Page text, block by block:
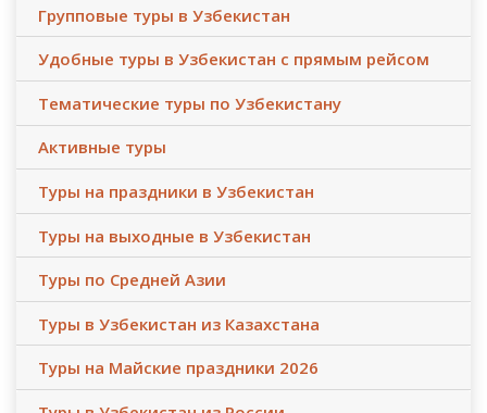
Групповые туры в Узбекистан
Удобные туры в Узбекистан с прямым рейсом
Тематические туры по Узбекистану
Активные туры
Туры на праздники в Узбекистан
Туры на выходные в Узбекистан
Туры по Средней Азии
Туры в Узбекистан из Казахстана
Туры на Майские праздники 2026